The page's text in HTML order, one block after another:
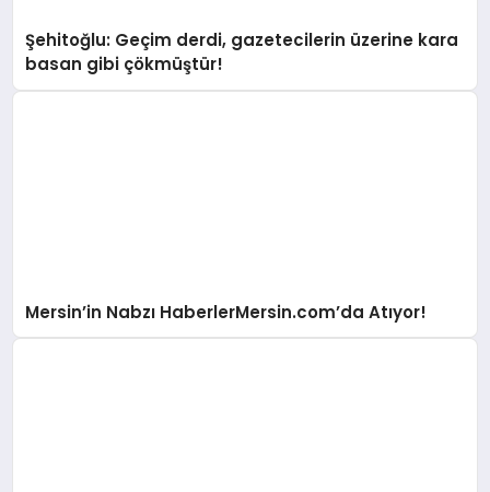
Şehitoğlu: Geçim derdi, gazetecilerin üzerine kara
basan gibi çökmüştür!
Mersin’in Nabzı HaberlerMersin.com’da Atıyor!